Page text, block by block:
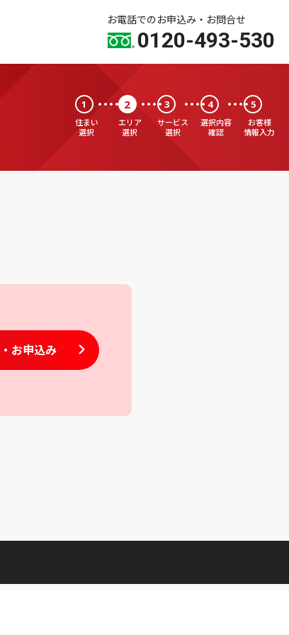
お電話でのお申込み・お問合せ
0120-493-530
1
住まい
選択
2
エリア
選択
3
サービス
選択
4
選択内容
確認
5
お客様
情報入力
・お申込み